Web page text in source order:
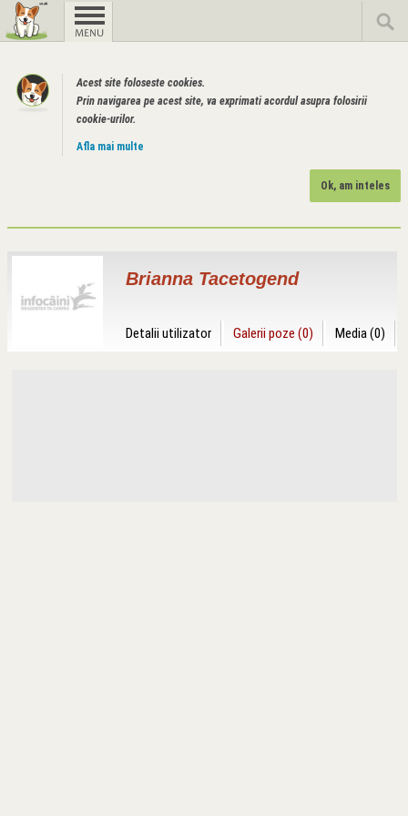
Acest site foloseste cookies.
Prin navigarea pe acest site, va exprimati acordul asupra folosirii
cookie-urilor.
Afla mai multe
Ok, am inteles
Brianna Tacetogend
Detalii utilizator Galerii poze (0) Media (0)